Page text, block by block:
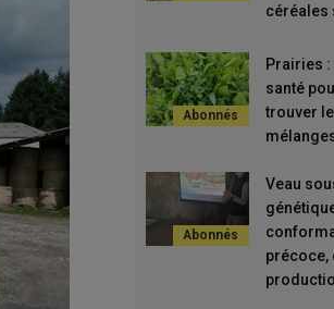
céréales
Prairies :
santé
trouver
Veau
précoce,